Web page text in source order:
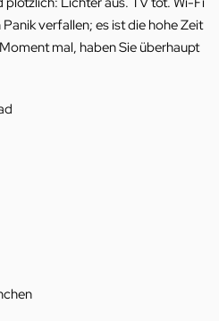
verfallen; es ist die hohe Zeit
mal, haben Sie überhaupt